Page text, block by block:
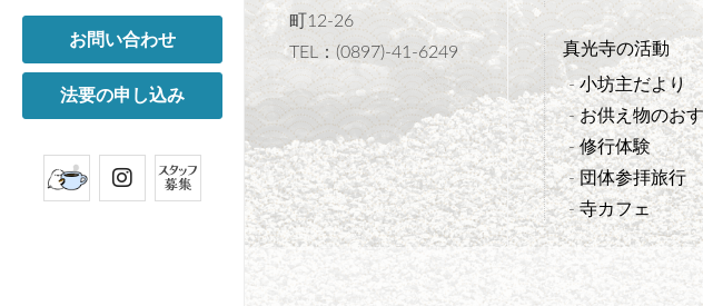
お問い合わせ
法要の申し込み
町12-26
TEL：(0897)-41-6249
真光寺の活動
小坊主だより
お供え物のお
修行体験
団体参拝旅行
寺カフェ